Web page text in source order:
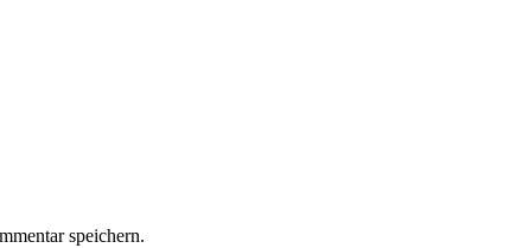
speichern.